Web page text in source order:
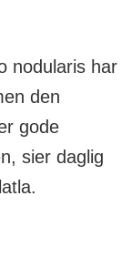
nodularis har
den
gode
sier daglig